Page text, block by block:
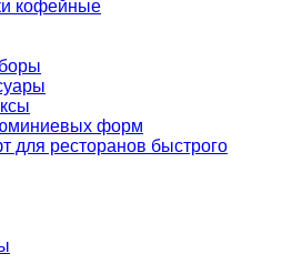
кофейные
форм
для ресторанов быстрого